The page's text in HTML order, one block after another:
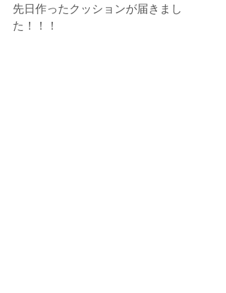
先日作ったクッションが届きまし
た！！！